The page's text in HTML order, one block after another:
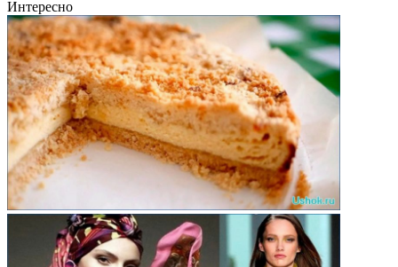
Интересно